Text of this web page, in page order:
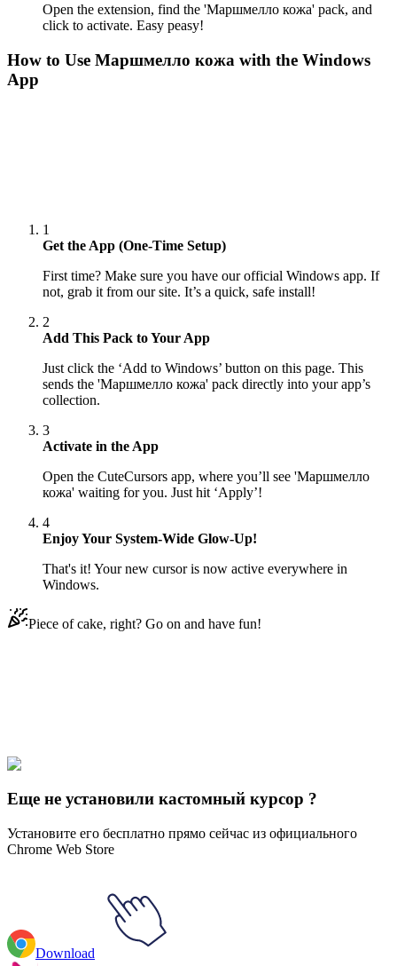
Open the extension, find the 'Маршмелло кожа' pack, and
click to activate. Easy peasy!
How to Use Маршмелло кожа with the Windows
App
1
Get the App (One-Time Setup)
First time? Make sure you have our official Windows app. If
not, grab it from our site. It’s a quick, safe install!
2
Add This Pack to Your App
Just click the ‘Add to Windows’ button on this page. This
sends the 'Маршмелло кожа' pack directly into your app’s
collection.
3
Activate in the App
Open the CuteCursors app, where you’ll see 'Маршмелло
кожа' waiting for you. Just hit ‘Apply’!
4
Enjoy Your System-Wide Glow-Up!
That's it! Your new cursor is now active everywhere in
Windows.
Piece of cake, right? Go on and have fun!
Explore All Collections
Еще не установили кастомный курсор ?
Установите его бесплатно прямо сейчас из официального
Chrome Web Store
Download